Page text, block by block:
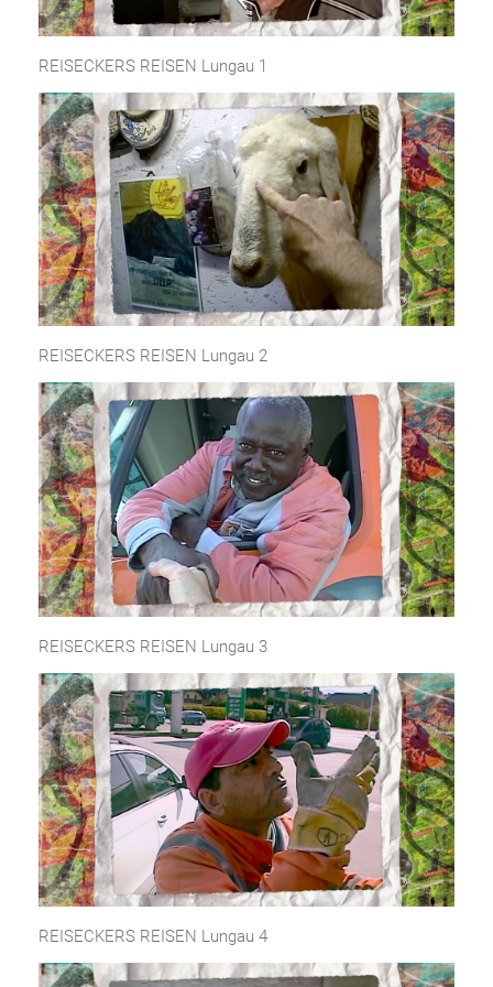
REISECKERS REISEN Lungau 1
REISECKERS REISEN Lungau 2
REISECKERS REISEN Lungau 3
REISECKERS REISEN Lungau 4